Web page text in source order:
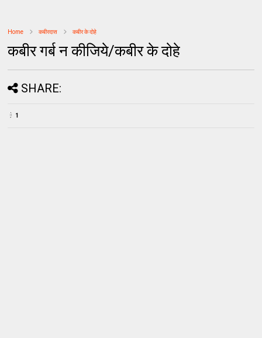
Home कबीरदास कबीर के दोहे
कबीर गर्ब न कीजिये/कबीर के दोहे
SHARE:
1